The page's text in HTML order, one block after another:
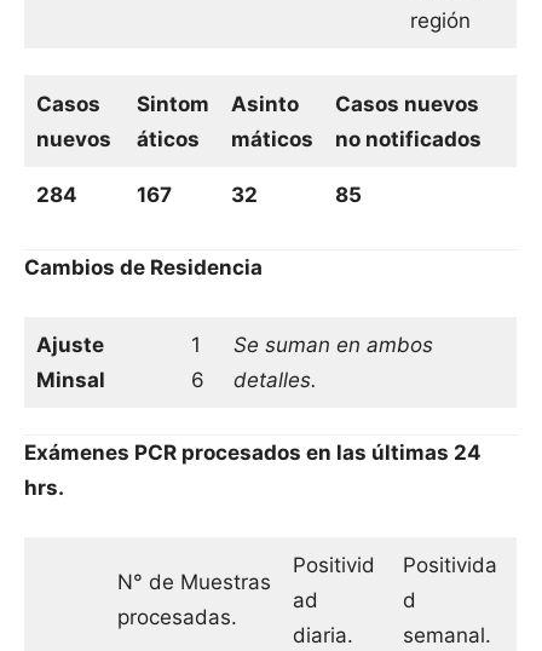
región
Casos
nuevos
Sintom
áticos
Asinto
máticos
Casos nuevos
no notificados
284 167 32 85
Cambios de Residencia
Ajuste
Minsal
1
6
Se suman en ambos
detalles.
Exámenes PCR procesados en las últimas 24
hrs.
N° de Muestras
procesadas.
Positivid
ad
diaria.
Positivida
d
semanal.